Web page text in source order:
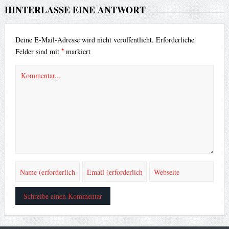
HINTERLASSE EINE ANTWORT
Deine E-Mail-Adresse wird nicht veröffentlicht. Erforderliche
Felder sind mit *markiert